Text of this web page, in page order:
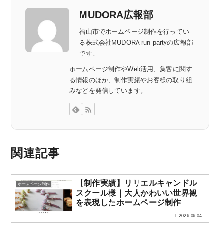
MUDORA広報部
福山市でホームページ制作を行ってい
る株式会社MUDORA run partyの広報部
です。
ホームページ制作やWeb活用、集客に関す
る情報のほか、制作実績やお客様の取り組
みなどを発信しています。
関連記事
ホームページ制作
【制作実績】リリエルキャンドル
スクール様｜大人かわいい世界観
を表現したホームページ制作
2026.06.04